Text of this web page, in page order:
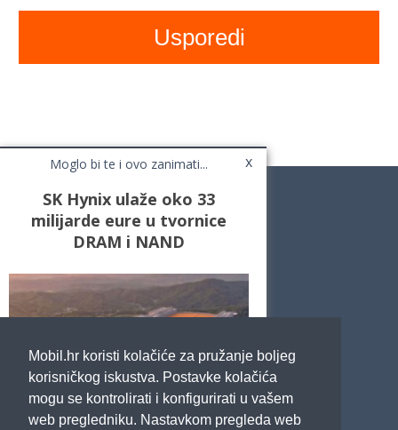
Mobil.hr koristi kolačiće za pružanje boljeg
korisničkog iskustva. Postavke kolačića
mogu se kontrolirati i konfigurirati u vašem
web pregledniku. Nastavkom pregleda web
Moglo bi te i ovo zanimati... x
SK Hynix ulaže oko 33
milijarde eure u tvornice
DRAM i NAND
Top Liste
Cafe Mobil
Usporedi mobitele
Impressum
Marketing
Pravne odredbe
Izjava o privatnosti